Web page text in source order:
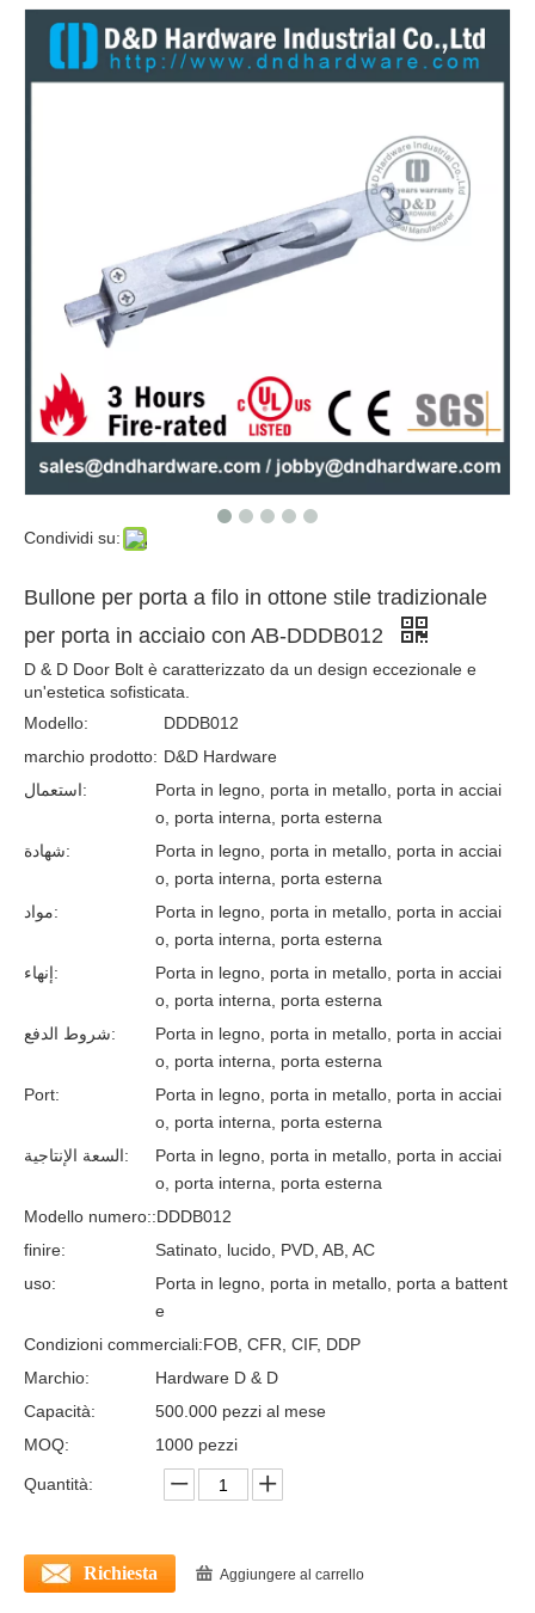
Bullone a filo della superficie decorativa in ottone per porta di legno interno -DDDB009 Bullone di scarico per impieghi in ottone per porta interna in legno-DDDB002
Condividi su:
Bullone per porta a filo in ottone stile tradizionale
per porta in acciaio con AB-DDDB012
D & D Door Bolt è caratterizzato da un design eccezionale e
un'estetica sofisticata.
Modello:
DDDB012
marchio prodotto: D&D Hardware
استعمال:
Porta in legno, porta in metallo, porta in acciai
o, porta interna, porta esterna
شهادة:
Porta in legno, porta in metallo, porta in acciai
o, porta interna, porta esterna
مواد:
Porta in legno, porta in metallo, porta in acciai
o, porta interna, porta esterna
إنهاء:
Porta in legno, porta in metallo, porta in acciai
o, porta interna, porta esterna
شروط الدفع:
Porta in legno, porta in metallo, porta in acciai
o, porta interna, porta esterna
Port:
Porta in legno, porta in metallo, porta in acciai
o, porta interna, porta esterna
السعة الإنتاجية:
Porta in legno, porta in metallo, porta in acciai
o, porta interna, porta esterna
Modello numero::DDDB012
finire:
Satinato, lucido, PVD, AB, AC
uso:
Porta in legno, porta in metallo, porta a battent
e
Condizioni commerciali:FOB, CFR, CIF, DDP
Marchio:
Hardware D & D
Capacità:
500.000 pezzi al mese
MOQ:
1000 pezzi
Quantità:
Richiesta Aggiungere al carrello